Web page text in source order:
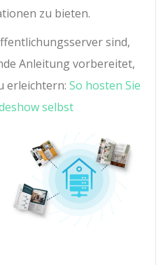
zu bieten.
sind,
Anleitung vorbereitet,
erleichtern:So hosten Sie
selbst